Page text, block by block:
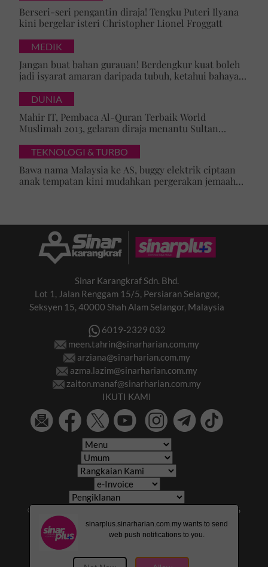
Berseri-seri pengantin diraja! Tengku Puteri Ilyana
kini bergelar isteri Christopher Lionel Froggatt
MEDIK
Jangan buat bahan gurauan! Berdengkur kuat boleh
jadi isyarat amaran daripada tubuh, ketahui bahaya
DUNIA
Mahir IT, Pembaca Al-Quran Terbaik World
Muslimah 2013, gelaran diraja menantu Sultan
merta
TEKNOLOGI & TURBO
Bawa nama Malaysia ke AS, buggy elektrik ciptaan
anak tempatan kini mudahkan pergerakan jemaah
Sinar Karangkraf Sdn. Bhd.
Lot 1, Jalan Renggam 15/5, Persiaran Selangor,
Seksyen 15, 40000 Shah Alam Selangor, Malaysia
6019-2329 032
meen.tahrin@sinarharian.com.my
arziana@sinarharian.com.my
azma.lazim@sinarharian.com.my
zaiton.manaf@sinarharian.com.my
IKUTI KAMI
© 2026 All Rights Reserved • Karangkraf Group • © 2026
Hakcipta Terpelihara • Kumpulan Karangkraf